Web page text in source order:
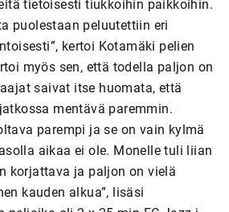
tietoisesti tiukkoihin paikkoihin.
puolestaan peluutettiin eri
kertoi Kotamäki pelien
myös sen, että todella paljon on
saivat itse huomata, että
mentävä paremmin.
parempi ja se on vain kylmä
aikaa ei ole. Monelle tuli liian
korjattava ja paljon on vielä
kauden alkua”, lisäsi